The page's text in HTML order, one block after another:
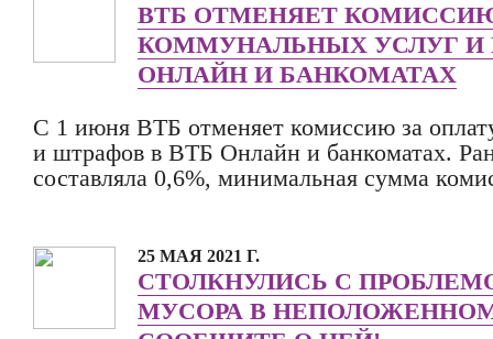
ВТБ ОТМЕНЯЕТ
КОММУНАЛЬНЫХ УСЛУГ И
ОНЛАЙН И БАНКОМАТАХ
С 1 июня ВТБ отменяет комиссию за
и штрафов в ВТБ Онлайн и банкоматах.
составляла 0,6%, минимальная сумма
25 МАЯ 2021 Г.
СТОЛКНУЛИСЬ С
МУСОРА В